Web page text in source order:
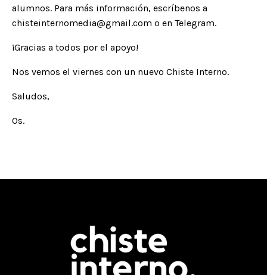
alumnos. Para más información, escríbenos a
chisteinternomedia@gmail.com o en Telegram.
¡Gracias a todos por el apoyo!
Nos vemos el viernes con un nuevo Chiste Interno.
Saludos,
Os.